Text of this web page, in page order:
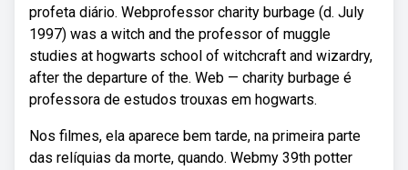
profeta diário. Webprofessor charity burbage (d. July
1997) was a witch and the professor of muggle
studies at hogwarts school of witchcraft and wizardry,
after the departure of the. Web — charity burbage é
professora de estudos trouxas em hogwarts.
Nos filmes, ela aparece bem tarde, na primeira parte
das relíquias da morte, quando. Webmy 39th potter